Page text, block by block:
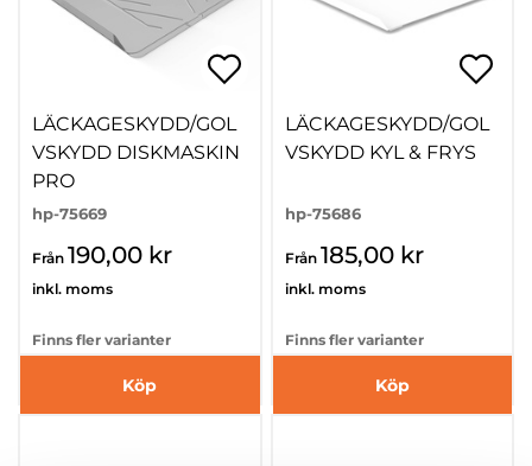
LÄCKAGESKYDD/GOL
VSKYDD DISKMASKIN
PRO
hp-75669
Från 190,00 kr
inkl. moms
Finns fler varianter
Köp
LÄCKAGESKYDD/GOL
VSKYDD KYL & FRYS
hp-75686
Från 185,00 kr
inkl. moms
Finns fler varianter
Köp